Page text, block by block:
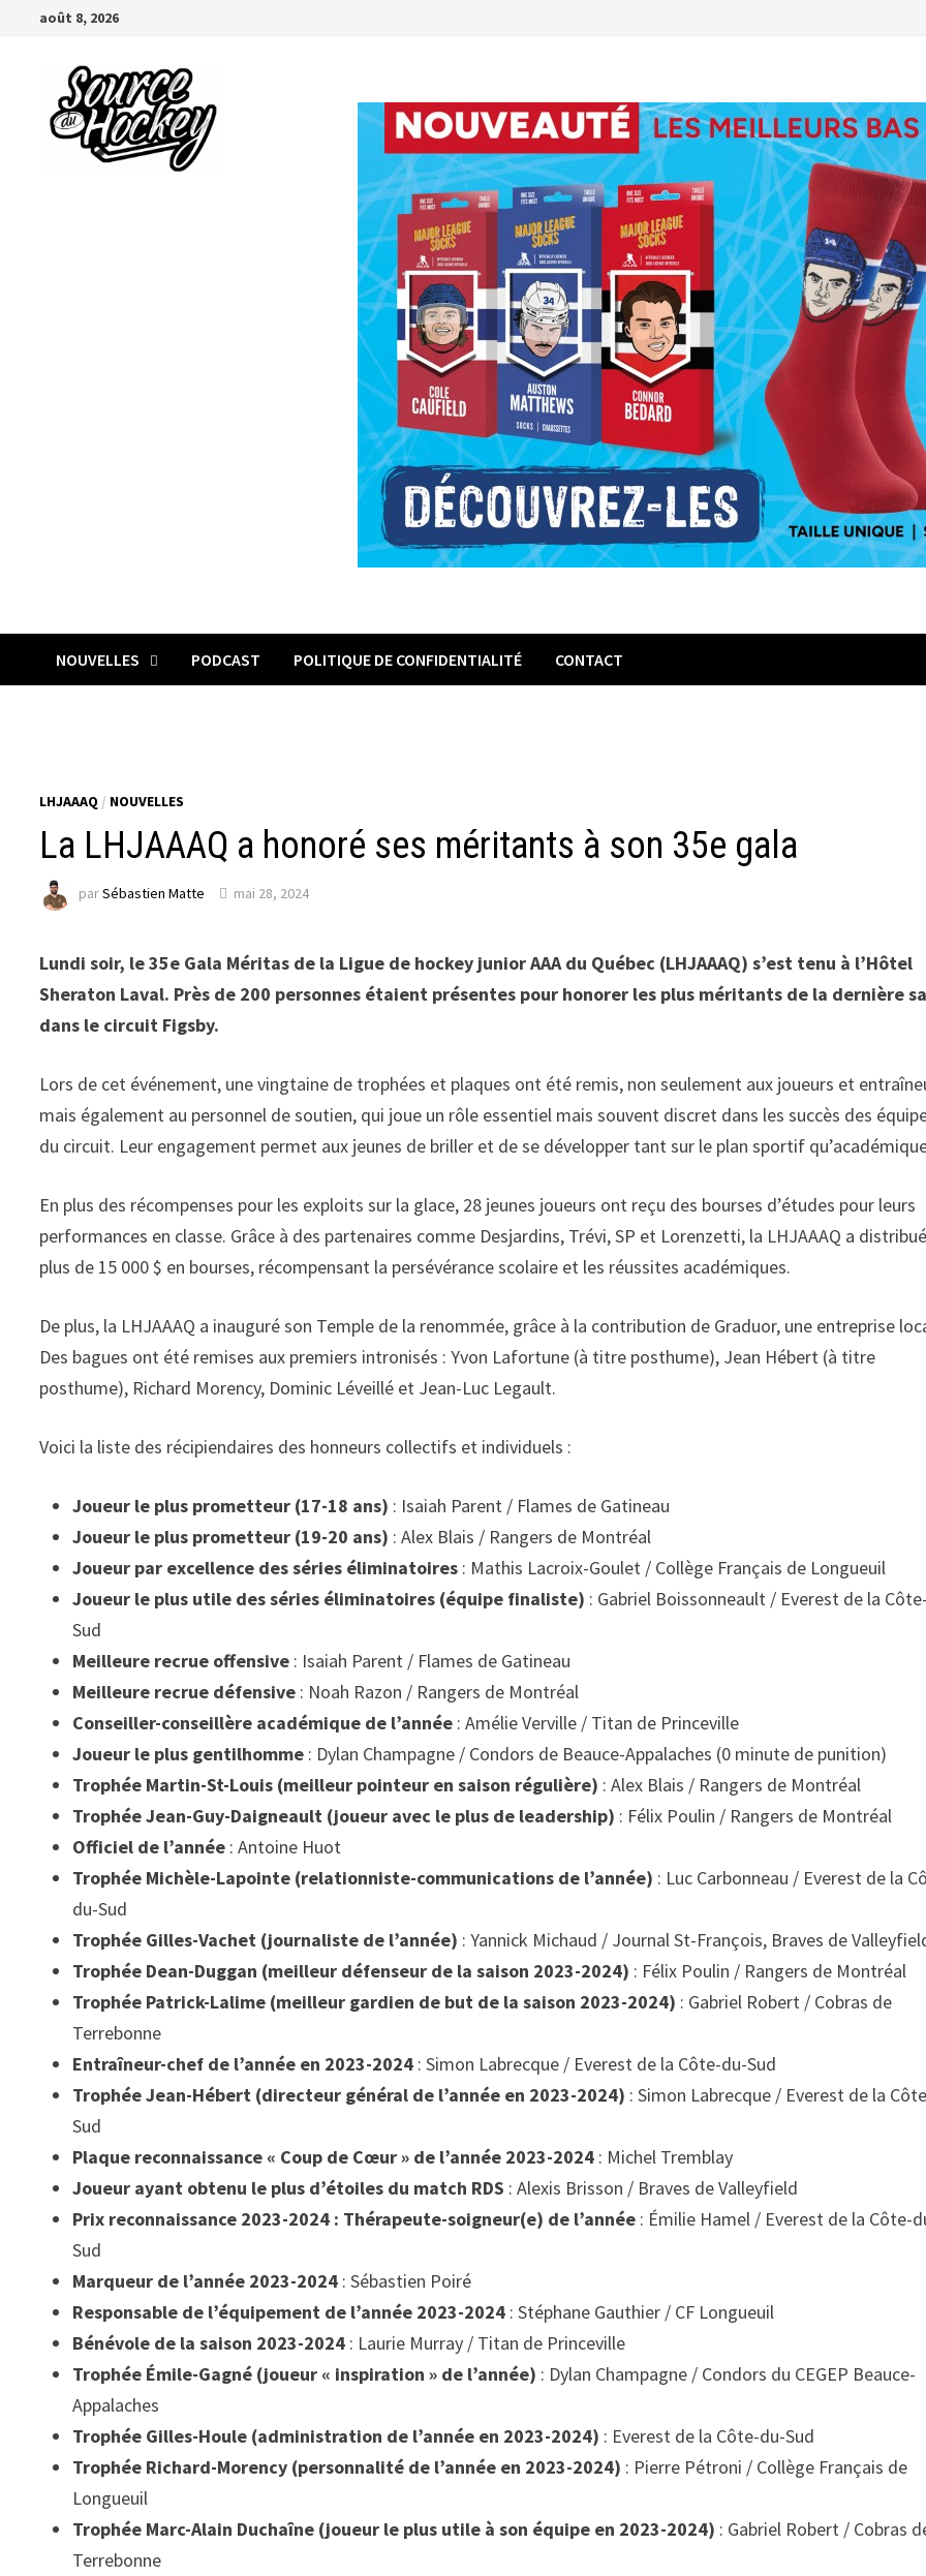
Passeraoût 8, 2026
NOUVELLES PODCAST POLITIQUE DE CONFIDENTIALITÉ CONTACT
LHJAAAQ / NOUVELLES
La LHJAAAQ a honoré ses méritants à son 35e gala
parSébastien Matte mai 28, 2024
Lundi soir, le 35e Gala Méritas de la Ligue de hockey junior AAA du Québec (LHJAAAQ) s’est tenu à l’Hôtel
Sheraton Laval. Près de 200 personnes étaient présentes pour honorer les plus méritants de la dernière
dans le circuit Figsby.
Lors de cet événement, une vingtaine de trophées et plaques ont été remis, non seulement aux joueurs et
mais également au personnel de soutien, qui joue un rôle essentiel mais souvent discret dans les succès des
du circuit. Leur engagement permet aux jeunes de briller et de se développer tant sur le plan sportif
En plus des récompenses pour les exploits sur la glace, 28 jeunes joueurs ont reçu des bourses d’études pour leurs
performances en classe. Grâce à des partenaires comme Desjardins, Trévi, SP et Lorenzetti, la LHJAAAQ a
plus de 15 000 $ en bourses, récompensant la persévérance scolaire et les réussites académiques.
De plus, la LHJAAAQ a inauguré son Temple de la renommée, grâce à la contribution de Graduor, une entreprise
Des bagues ont été remises aux premiers intronisés : Yvon Lafortune (à titre posthume), Jean Hébert (à titre
posthume), Richard Morency, Dominic Léveillé et Jean-Luc Legault.
Voici la liste des récipiendaires des honneurs collectifs et individuels :
Joueur le plus prometteur (17-18 ans) : Isaiah Parent / Flames de Gatineau
Joueur le plus prometteur (19-20 ans) : Alex Blais / Rangers de Montréal
Joueur par excellence des séries éliminatoires : Mathis Lacroix-Goulet / Collège Français de Longueuil
Joueur le plus utile des séries éliminatoires (équipe finaliste) : Gabriel Boissonneault / Everest de la
Sud
Meilleure recrue offensive : Isaiah Parent / Flames de Gatineau
Meilleure recrue défensive : Noah Razon / Rangers de Montréal
Conseiller-conseillère académique de l’année : Amélie Verville / Titan de Princeville
Joueur le plus gentilhomme : Dylan Champagne / Condors de Beauce-Appalaches (0 minute de punition)
Trophée Martin-St-Louis (meilleur pointeur en saison régulière) : Alex Blais / Rangers de Montréal
Trophée Jean-Guy-Daigneault (joueur avec le plus de leadership) : Félix Poulin / Rangers de Montréal
Officiel de l’année : Antoine Huot
Trophée Michèle-Lapointe (relationniste-communications de l’année) : Luc Carbonneau / Everest de la
du-Sud
Trophée Gilles-Vachet (journaliste de l’année) : Yannick Michaud / Journal St-François, Braves de
Trophée Dean-Duggan (meilleur défenseur de la saison 2023-2024) : Félix Poulin / Rangers de Montréal
Trophée Patrick-Lalime (meilleur gardien de but de la saison 2023-2024) : Gabriel Robert / Cobras de
Terrebonne
Entraîneur-chef de l’année en 2023-2024 : Simon Labrecque / Everest de la Côte-du-Sud
Trophée Jean-Hébert (directeur général de l’année en 2023-2024) : Simon Labrecque / Everest de la
Sud
Plaque reconnaissance « Coup de Cœur » de l’année 2023-2024 : Michel Tremblay
Joueur ayant obtenu le plus d’étoiles du match RDS : Alexis Brisson / Braves de Valleyfield
Prix reconnaissance 2023-2024 : Thérapeute-soigneur(e) de l’année : Émilie Hamel / Everest de la Côte-
Sud
Marqueur de l’année 2023-2024 : Sébastien Poiré
Responsable de l’équipement de l’année 2023-2024 : Stéphane Gauthier / CF Longueuil
Bénévole de la saison 2023-2024 : Laurie Murray / Titan de Princeville
Trophée Émile-Gagné (joueur « inspiration » de l’année) : Dylan Champagne / Condors du CEGEP Beauce-
Appalaches
Trophée Gilles-Houle (administration de l’année en 2023-2024) : Everest de la Côte-du-Sud
Trophée Richard-Morency (personnalité de l’année en 2023-2024) : Pierre Pétroni / Collège Français de
Longueuil
Trophée Marc-Alain Duchaîne (joueur le plus utile à son équipe en 2023-2024) : Gabriel Robert / Cobras
Terrebonne